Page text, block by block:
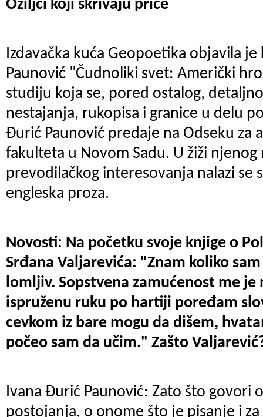
Ožiljci koji skrivaju priče
Izdavačka kuća Geopoetika objavila
Paunović "Čudnoliki svet: Američki
studiju koja se, pored ostalog,
nestajanja, rukopisa i granice u delu
Đurić Paunović predaje na Odseku za
fakulteta u Novom Sadu. U žiži njenog
prevodilačkog interesovanja nalazi se
engleska proza.
Novosti: Na početku svoje knjige o
Srđana Valjarevića: "Znam koliko
lomljiv. Sopstvena zamućenost me je
ispruženu ruku po hartiji poređam
cevkom iz bare mogu da dišem,
počeo sam da učim." Zašto
Ivana Đurić Paunović: Zato što govori
postojanja, o onome što je pisanje i za